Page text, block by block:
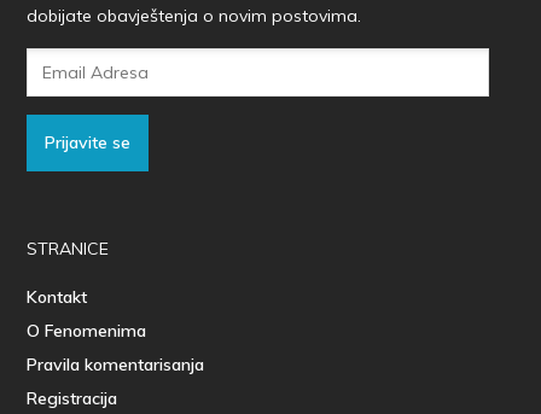
dobijate obavještenja o novim postovima.
Prijavite se
STRANICE
Kontakt
O Fenomenima
Pravila komentarisanja
Registracija